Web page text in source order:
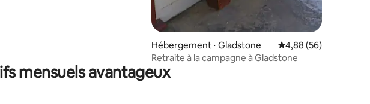
Hébergement ⋅ Gladstone Évaluation moyenne
4,88 (56)
Retraite à la campagne à Gladstone
mensuels avantageux